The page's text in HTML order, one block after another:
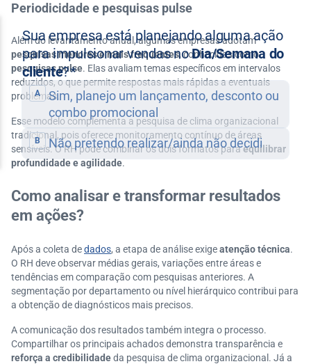
Periodicidade e pesquisas pulse
Além do levantamento anual, algumas empresas adotam
pesquisas menores e mais frequentes, conhecidas como
pesquisas pulse. Elas avaliam temas específicos em intervalos
reduzidos, o que permite respostas mais rápidas a eventuais
problemas.
Esse modelo complementa a pesquisa de clima organizacional
tradicional, pois oferece monitoramento contínuo de áreas
sensíveis. O RH pode combinar os dois formatos paraequilibrar
profundidade e agilidade.
Como analisar e transformar resultados
em ações?
Após a coleta dedados, a etapa de análise exigeatenção técnica.
O RH deve observar médias gerais, variações entre áreas e
tendências em comparação com pesquisas anteriores. A
segmentação por departamento ou nível hierárquico contribui para
a obtenção de diagnósticos mais precisos.
A comunicação dos resultados também integra o processo.
Compartilhar os principais achados demonstra transparência e
reforça a credibilidadeda pesquisa de clima organizacional. Já a